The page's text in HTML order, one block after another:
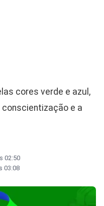
cores verde e azul,
e a
02:50
03:08